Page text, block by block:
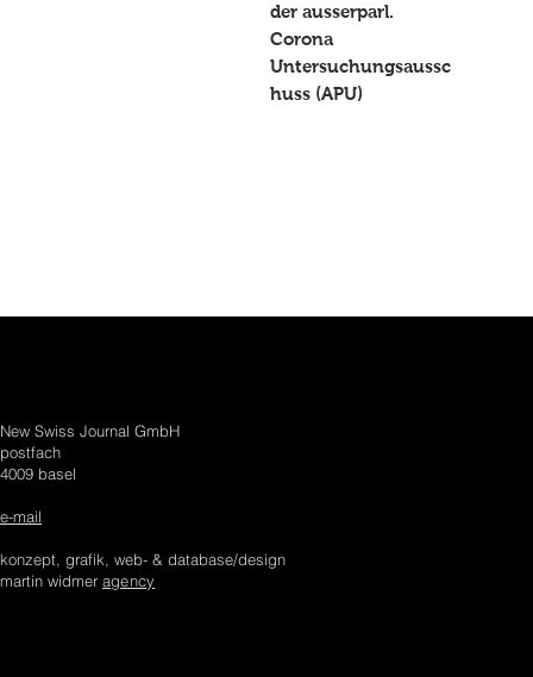
der ausserparl.
Corona
Untersuchungsaussc
huss (APU)
New Swiss Journal GmbH
postfach
4009 basel
e-mail
konzept, grafik, web- & database/design
martin widmer agency